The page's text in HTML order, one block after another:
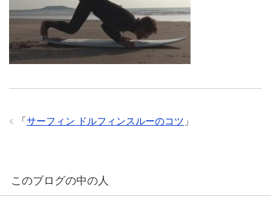
「 サーフィン ドルフィンスルーのコツ 」
このブログの中の人